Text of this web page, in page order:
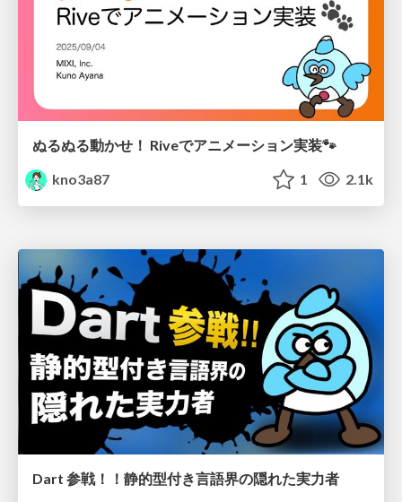
ぬるぬる動かせ！ Riveでアニメーション実装🐾
kno3a87
1 2.1k
Dart 参戦！！静的型付き言語界の隠れた実力者